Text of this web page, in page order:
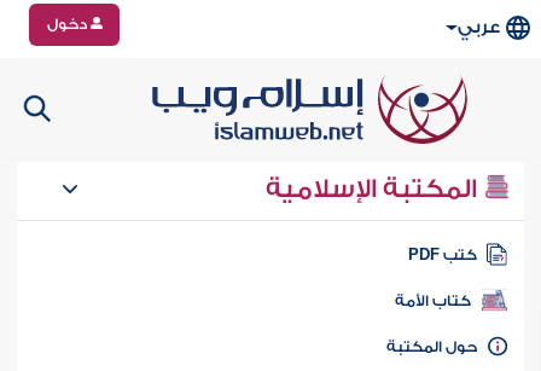
عربي دخول
المكتبة الإسلامية
كتب PDF
كتاب الأمة